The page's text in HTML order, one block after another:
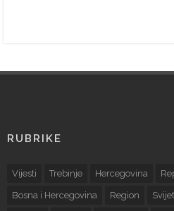
RUBRIKE
Vijesti Trebinje Hercegovina
Bosna i Hercegovina Region Svijet